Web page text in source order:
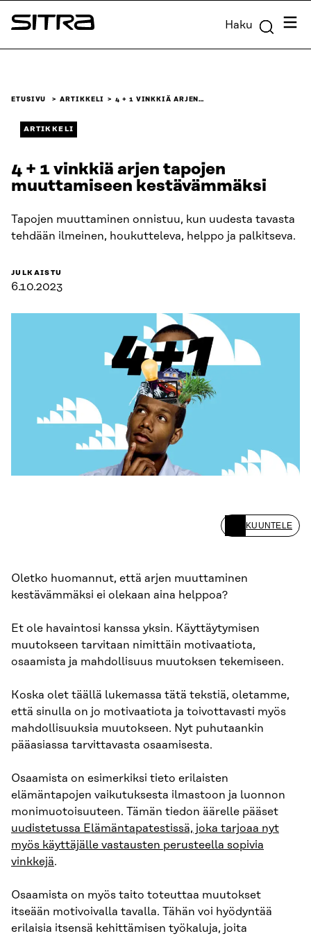
Siirry
suoraan
Sitra Haku
ETUSIVU ARTIKKELI 4 + 1 VINKKIÄ ARJEN…
ARTIKKELI
4 + 1 vinkkiä arjen tapojen
muuttamiseen kestävämmäksi
Tapojen muuttaminen onnistuu, kun uudesta tavasta
tehdään ilmeinen, houkutteleva, helppo ja palkitseva.
JULKAISTU
6.10.2023
KUUNTELE
Oletko huomannut, että arjen muuttaminen
kestävämmäksi ei olekaan aina helppoa?
Et ole havaintosi kanssa yksin. Käyttäytymisen
muutokseen tarvitaan nimittäin motivaatiota,
osaamista ja mahdollisuus muutoksen tekemiseen.
Koska olet täällä lukemassa tätä tekstiä, oletamme,
että sinulla on jo motivaatiota ja toivottavasti myös
mahdollisuuksia muutokseen. Nyt puhutaankin
pääasiassa tarvittavasta osaamisesta.
Osaamista on esimerkiksi tieto erilaisten
elämäntapojen vaikutuksesta ilmastoon ja luonnon
monimuotoisuuteen. Tämän tiedon äärelle pääset
uudistetussa Elämäntapatestissä, joka tarjoaa nyt
myös käyttäjälle vastausten perusteella sopivia
vinkkejä.
Osaamista on myös taito toteuttaa muutokset
itseään motivoivalla tavalla. Tähän voi hyödyntää
erilaisia itsensä kehittämisen työkaluja, joita